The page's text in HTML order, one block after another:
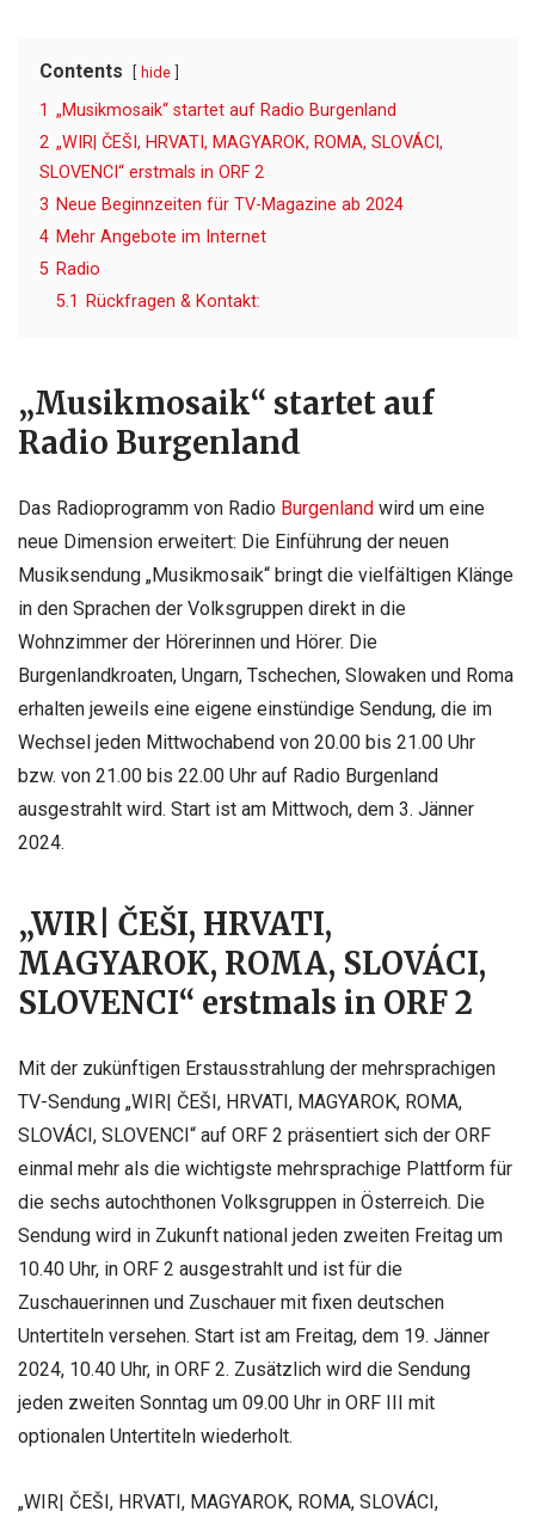
Contents hide
1 „Musikmosaik“ startet auf Radio Burgenland
2 „WIR| ČEŠI, HRVATI, MAGYAROK, ROMA, SLOVÁCI,
SLOVENCI“ erstmals in ORF 2
3 Neue Beginnzeiten für TV-Magazine ab 2024
4 Mehr Angebote im Internet
5 Radio
5.1
Rückfragen & Kontakt:
„Musikmosaik“ startet auf
Radio Burgenland
Das Radioprogramm von Radio Burgenland wird um eine
neue Dimension erweitert: Die Einführung der neuen
Musiksendung „Musikmosaik“ bringt die vielfältigen Klänge
in den Sprachen der Volksgruppen direkt in die
Wohnzimmer der Hörerinnen und Hörer. Die
Burgenlandkroaten, Ungarn, Tschechen, Slowaken und Roma
erhalten jeweils eine eigene einstündige Sendung, die im
Wechsel jeden Mittwochabend von 20.00 bis 21.00 Uhr
bzw. von 21.00 bis 22.00 Uhr auf Radio Burgenland
ausgestrahlt wird. Start ist am Mittwoch, dem 3. Jänner
2024.
„WIR| ČEŠI, HRVATI,
MAGYAROK, ROMA, SLOVÁCI,
SLOVENCI“ erstmals in ORF 2
Mit der zukünftigen Erstausstrahlung der mehrsprachigen
TV-Sendung „WIR| ČEŠI, HRVATI, MAGYAROK, ROMA,
SLOVÁCI, SLOVENCI“ auf ORF 2 präsentiert sich der ORF
einmal mehr als die wichtigste mehrsprachige Plattform für
die sechs autochthonen Volksgruppen in Österreich. Die
Sendung wird in Zukunft national jeden zweiten Freitag um
10.40 Uhr, in ORF 2 ausgestrahlt und ist für die
Zuschauerinnen und Zuschauer mit fixen deutschen
Untertiteln versehen. Start ist am Freitag, dem 19. Jänner
2024, 10.40 Uhr, in ORF 2. Zusätzlich wird die Sendung
jeden zweiten Sonntag um 09.00 Uhr in ORF III mit
optionalen Untertiteln wiederholt.
„WIR| ČEŠI, HRVATI, MAGYAROK, ROMA, SLOVÁCI,